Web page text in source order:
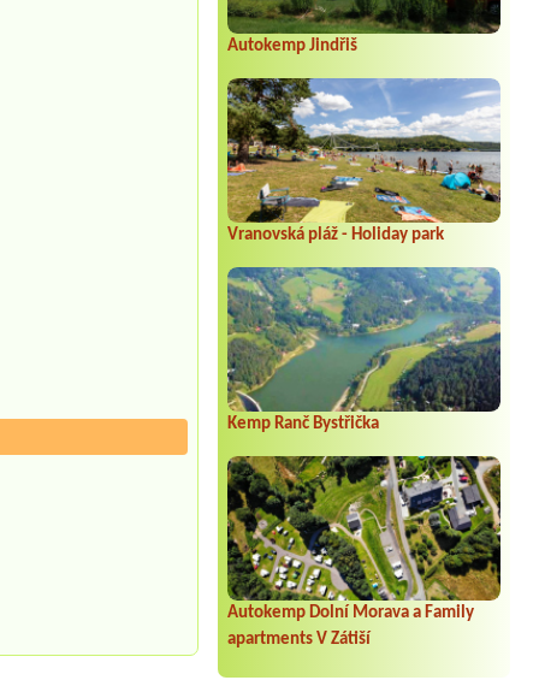
Autokemp Jindřiš
Vranovská pláž - Holiday park
Kemp Ranč Bystřička
Autokemp Dolní Morava a Family
apartments V Zátiší